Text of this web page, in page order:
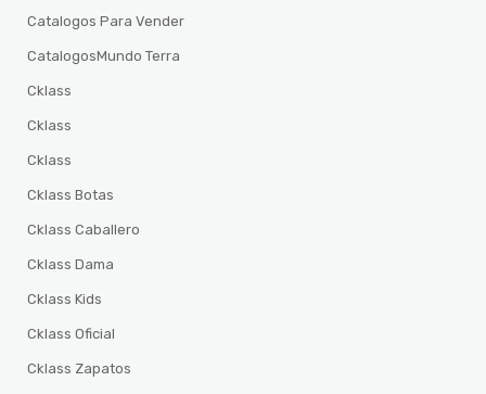
Catalogos Para Vender
CatalogosMundo Terra
Cklass
Cklass
Cklass
Cklass Botas
Cklass Caballero
Cklass Dama
Cklass Kids
Cklass Oficial
Cklass Zapatos